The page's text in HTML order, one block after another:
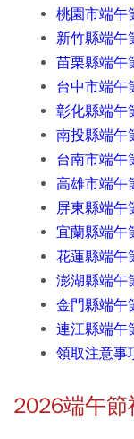
桃園市端午
新竹縣端午
苗栗縣端午
台中市端午
彰化縣端午
南投縣端午
台南市端午
高雄市端午
屏東縣端午
宜蘭縣端午
花蓮縣端午
澎湖縣端午
金門縣端午
連江縣端午
領取注意事
2026端午